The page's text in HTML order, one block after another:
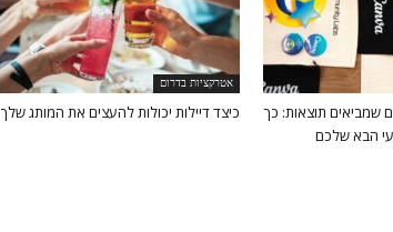
שמביאים תוצאות: כך
הבא שלכם
אטרקציות בדרום
כיצד דיילות יכולות להעצים את המותג שלך